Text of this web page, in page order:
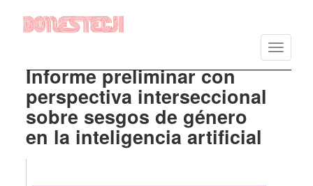
Vés
Toggle
Informe preliminar con
perspectiva interseccional
sobre sesgos de género
en la inteligencia artificial